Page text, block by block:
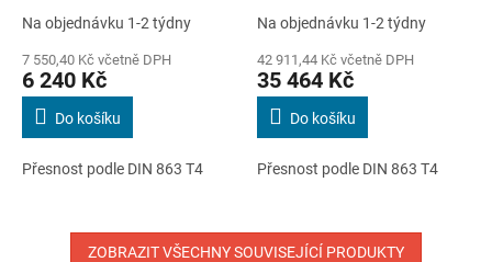
150 mm / pro rozsah 100
až 300 mm
Na objednávku 1-2 týdny
7 550,40 Kč včetně DPH
6 240 Kč
Do košíku
Přesnost podle DIN 863 T4
500 mm / pro rozsah 100
až 300 mm
Na objednávku 1-2 týdny
42 911,44 Kč včetně DPH
35 464 Kč
Do košíku
Přesnost podle DIN 863 T4
ZOBRAZIT VŠECHNY SOUVISEJÍCÍ PRODUKTY